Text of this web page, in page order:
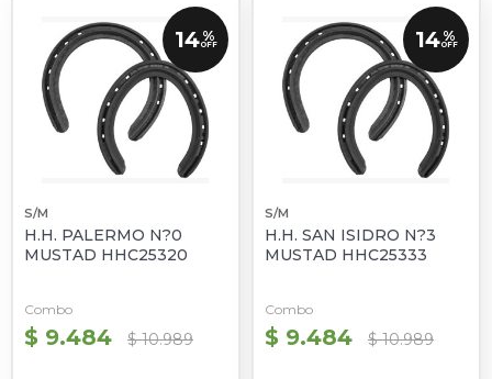
14 %
OFF
S/M
H.H. PALERMO N?0
MUSTAD HHC25320
Combo
$ 9.484 $ 10.989
14 %
OFF
S/M
H.H. SAN ISIDRO N?3
MUSTAD HHC25333
Combo
$ 9.484 $ 10.989